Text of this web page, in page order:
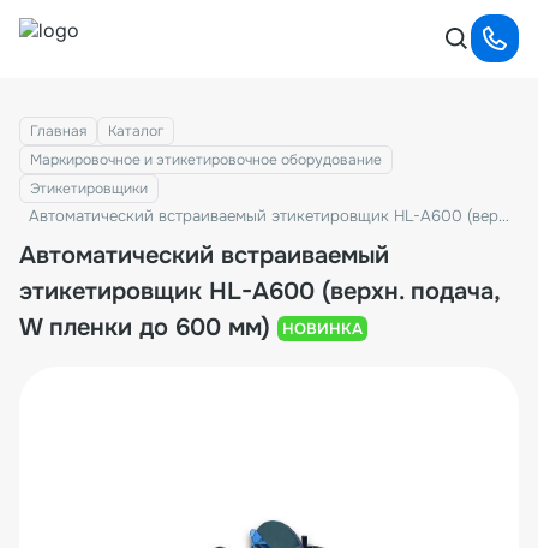
Главная
Каталог
Маркировочное и этикетировочное оборудование
Этикетировщики
Автоматический встраиваемый этикетировщик HL-A600 (верхн. подача, W пленки до 600 мм)
Автоматический встраиваемый
этикетировщик HL-A600 (верхн. подача,
W пленки до 600 мм)
НОВИНКА